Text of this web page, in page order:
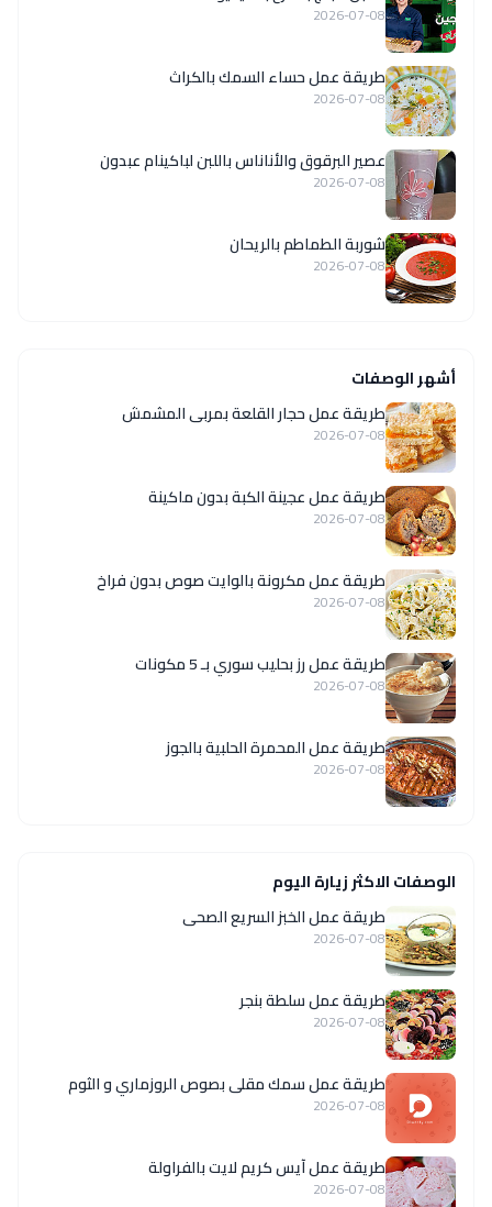
2026-07-08
طريقة عمل حساء السمك بالكراث
2026-07-08
عصير البرقوق والأناناس باللبن لباكينام عبدون
2026-07-08
شوربة الطماطم بالريحان
2026-07-08
أشهر الوصفات
طريقة عمل حجار القلعة بمربى المشمش
2026-07-08
طريقة عمل عجينة الكبة بدون ماكينة
2026-07-08
طريقة عمل مكرونة بالوايت صوص بدون فراخ
2026-07-08
طريقة عمل رز بحليب سوري بـ 5 مكونات
2026-07-08
طريقة عمل المحمرة الحلبية بالجوز
2026-07-08
الوصفات الاكثر زيارة اليوم
طريقة عمل الخبز السريع الصحى
2026-07-08
طريقة عمل سلطة بنجر
2026-07-08
طريقة عمل سمك مقلى بصوص الروزماري و الثوم
2026-07-08
طريقة عمل آيس كريم لايت بالفراولة
2026-07-08